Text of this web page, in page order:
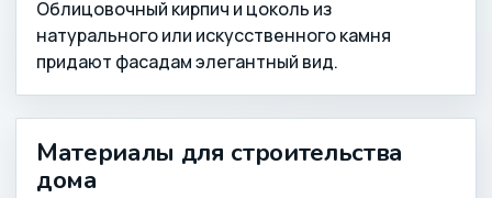
Облицовочный кирпич и цоколь из
натурального или искусственного камня
придают фасадам элегантный вид.
Материалы для строительства
дома